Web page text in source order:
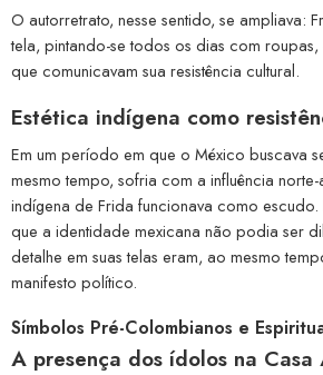
O autorretrato, nesse sentido, se ampliava:
tela, pintando-se todos os dias com
que comunicavam sua resistência cultural.
Estética indígena como
Em um período em que o México buscava
mesmo tempo, sofria com a influência
indígena de Frida funcionava como
que a identidade mexicana não podia ser
detalhe em suas telas eram, ao mesmo
manifesto político.
Símbolos Pré-Colombianos e
A presença dos ídolos na Casa